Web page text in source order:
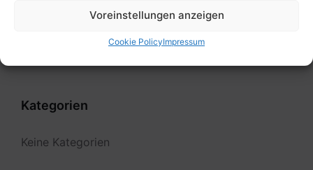
Voreinstellungen anzeigen
Cookie PolicyImpressum
Filter
Kategorien
Keine Kategorien